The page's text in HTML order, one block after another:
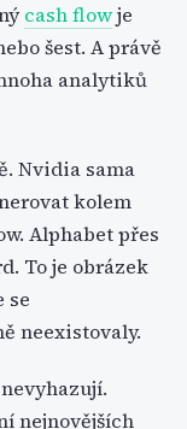
cash flowje
šest. A právě
analytiků
Nvidia sama
kolem
Alphabet přes
To je obrázek
se
neexistovaly.
nejnovějších